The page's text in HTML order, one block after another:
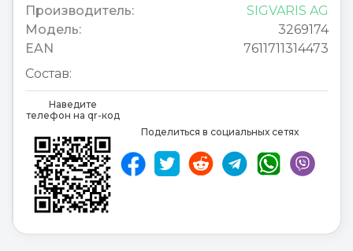
Производитель:
SIGVARIS AG
Модель:
3269174
EAN
7611711314473
Состав:
Наведите
телефон на qr-код
Поделиться в социальных сетях